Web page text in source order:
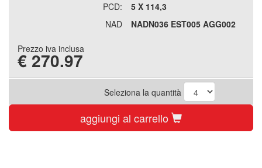
PCD:
5 X 114,3
NAD
NADN036 EST005 AGG002
Prezzo iva inclusa
€ 270.97
Seleziona la quantità
aggiungi al carrello